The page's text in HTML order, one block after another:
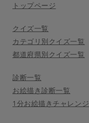
トップページ
クイズ一覧
カテゴリ別クイズ一覧
都道府県別クイズ一覧
診断一覧
お絵描き診断一覧
1分お絵描きチャレンジ